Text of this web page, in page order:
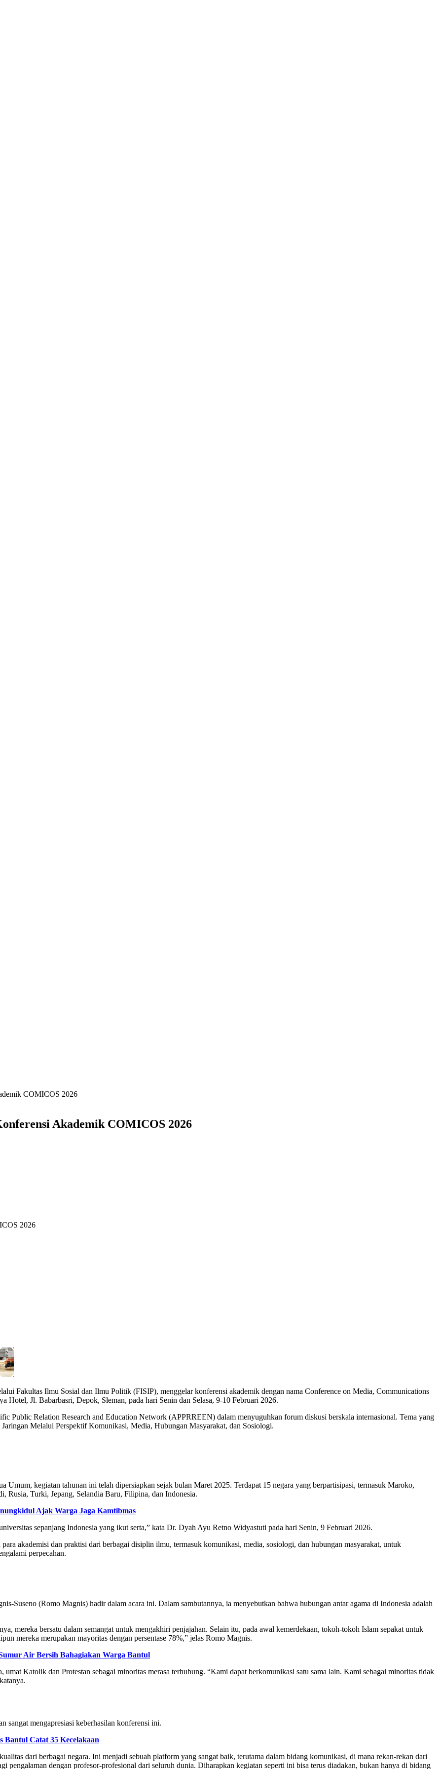
COMICOS 2026
Akademik COMICOS 2026
2026
Fakultas Ilmu Sosial dan Ilmu Politik (FISIP), menggelar konferensi akademik dengan nama Conference on Media, Communications
Jl. Babarbasri, Depok, Sleman, pada hari Senin dan Selasa, 9-10 Februari 2026.
Public Relation Research and Education Network (APPRREEN) dalam menyuguhkan forum diskusi berskala internasional. Tema yang
Melalui Perspektif Komunikasi, Media, Hubungan Masyarakat, dan Sosiologi.
kegiatan tahunan ini telah dipersiapkan sejak bulan Maret 2025. Terdapat 15 negara yang berpartisipasi, termasuk Maroko,
Rusia, Turki, Jepang, Selandia Baru, Filipina, dan Indonesia.
Ajak Warga Jaga Kamtibmas
sepanjang Indonesia yang ikut serta,” kata Dr. Dyah Ayu Retno Widyastuti pada hari Senin, 9 Februari 2026.
akademisi dan praktisi dari berbagai disiplin ilmu, termasuk komunikasi, media, sosiologi, dan hubungan masyarakat, untuk
perpecahan.
Suseno (Romo Magnis) hadir dalam acara ini. Dalam sambutannya, ia menyebutkan bahwa hubungan antar agama di Indonesia adalah
mereka bersatu dalam semangat untuk mengakhiri penjajahan. Selain itu, pada awal kemerdekaan, tokoh-tokoh Islam sepakat untuk
mereka merupakan mayoritas dengan persentase 78%,” jelas Romo Magnis.
Air Bersih Bahagiakan Warga Bantul
Katolik dan Protestan sebagai minoritas merasa terhubung. “Kami dapat berkomunikasi satu sama lain. Kami sebagai minoritas tidak
sangat mengapresiasi keberhasilan konferensi ini.
Bantul Catat 35 Kecelakaan
dari berbagai negara. Ini menjadi sebuah platform yang sangat baik, terutama dalam bidang komunikasi, di mana rekan-rekan dari
pengalaman dengan profesor-profesional dari seluruh dunia. Diharapkan kegiatan seperti ini bisa terus diadakan, bukan hanya di bidang